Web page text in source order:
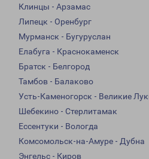
Клинцы - Арзамас
Липецк - Оренбург
Мурманск - Бугуруслан
Елабуга - Краснокаменск
Братск - Белгород
Тамбов - Балаково
Усть-Каменогорск - Великие
Шебекино - Стерлитамак
Ессентуки - Вологда
Комсомольск-на-Амуре - Дубна
Энгельс - Киров